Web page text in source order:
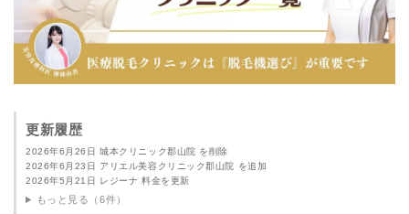
更新履歴
2026年6月26日 城本クリニック郡山院 を削除
2026年6月23日 アリエル美容クリニック郡山院 を追加
2026年5月21日 レジーナ 料金を更新
もっと見る（6件）